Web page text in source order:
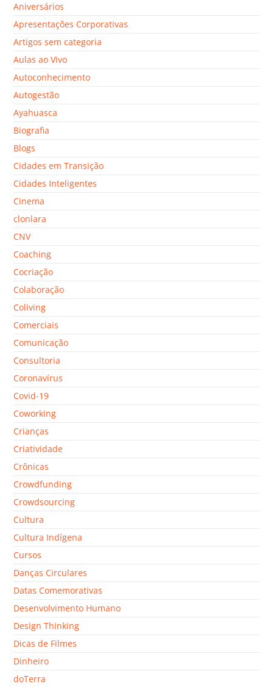
Aniversários
Apresentações Corporativas
Artigos sem categoria
Aulas ao Vivo
Autoconhecimento
Autogestão
Ayahuasca
Biografia
Blogs
Cidades em Transição
Cidades Inteligentes
Cinema
clonlara
CNV
Coaching
Cocriação
Colaboração
Coliving
Comerciais
Comunicação
Consultoria
Coronavírus
Covid-19
Coworking
Crianças
Criatividade
Crônicas
Crowdfunding
Crowdsourcing
Cultura
Cultura Indígena
Cursos
Danças Circulares
Datas Comemorativas
Desenvolvimento Humano
Design Thinking
Dicas de Filmes
Dinheiro
doTerra